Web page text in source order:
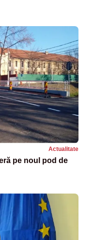
Actualitate
pe noul pod de